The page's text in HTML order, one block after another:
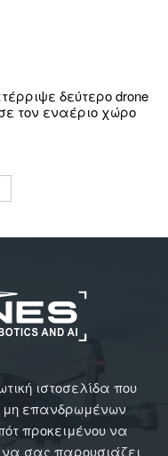
δεύτερο drone
τον εναέριο χώρο
ιστοσελίδα που
μη επανδρωμένων
προκειμένου να
να σας παρουσιάζει